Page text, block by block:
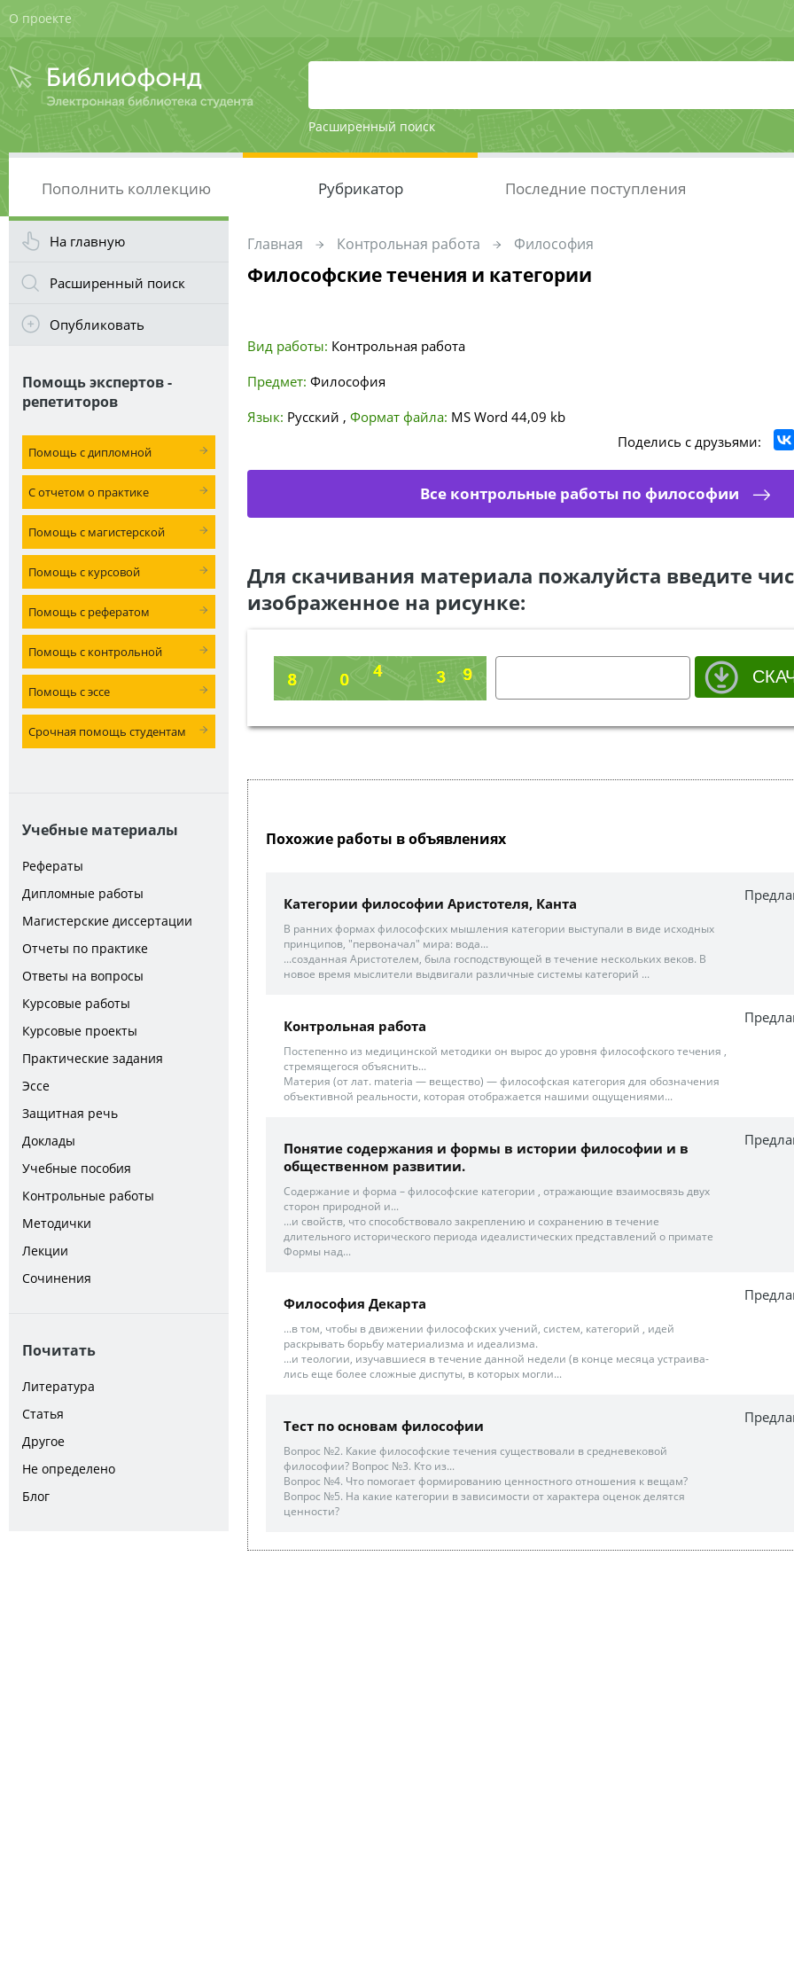
О проекте
Расширенный поиск
Пополнить коллекцию Рубрикатор Последние поступления
На главную
Расширенный поиск
Опубликовать
Помощь экспертов -
репетиторов
Помощь с дипломной
С отчетом о практике
Помощь с магистерской
Помощь с курсовой
Помощь с рефератом
Помощь с контрольной
Помощь с эссе
Срочная помощь студентам
Учебные материалы
Рефераты
Дипломные работы
Магистерские диссертации
Отчеты по практике
Ответы на вопросы
Курсовые работы
Курсовые проекты
Практические задания
Эссе
Защитная речь
Доклады
Учебные пособия
Контрольные работы
Методички
Лекции
Сочинения
Почитать
Литература
Статья
Другое
Не определено
Блог
Главная Контрольная работа Философия
Философские течения и категории
Вид работы: Контрольная работа
Предмет: Философия
Язык: Русский , Формат файла: MS Word 44,09 kb
Поделись с друзьями:
Все контрольные работы по философии
Для скачивания материала пожалуйста введите
изображенное на рисунке:
Похожие работы в объявлениях
Категории философии Аристотеля, Канта
В ранних формах философских мышления категории выступали в виде исходных
принципов, "первоначал" мира: вода...
...созданная Аристотелем, была господствующей в течение нескольких веков. В
новое время мыслители выдвигали различные системы категорий ...
Контрольная работа
Постепенно из медицинской методики он вырос до уровня философского течения ,
стремящегося объяснить...
Материя (от лат. materia — вещество) — философская категория для обозначения
объективной реальности, которая отображается нашими ощущениями...
Понятие содержания и формы в истории философии и в
общественном развитии.
Содержание и форма – философские категории , отражающие взаимосвязь двух
сторон природной и...
...и свойств, что способствовало закреплению и сохранению в течение
длительного исторического периода идеалистических представлений о примате
Формы над...
Философия Декарта
...в том, чтобы в движении философских учений, систем, категорий , идей
раскрывать борьбу материализма и идеализма.
...и теологии, изучавшиеся в течение данной недели (в конце месяца устраива-
лись еще более сложные диспуты, в которых могли...
Тест по основам философии
Вопрос №2. Какие философские течения существовали в средневековой
философии? Вопрос №3. Кто из...
Вопрос №4. Что помогает формированию ценностного отношения к вещам?
Вопрос №5. На какие категории в зависимости от характера оценок делятся
ценности?